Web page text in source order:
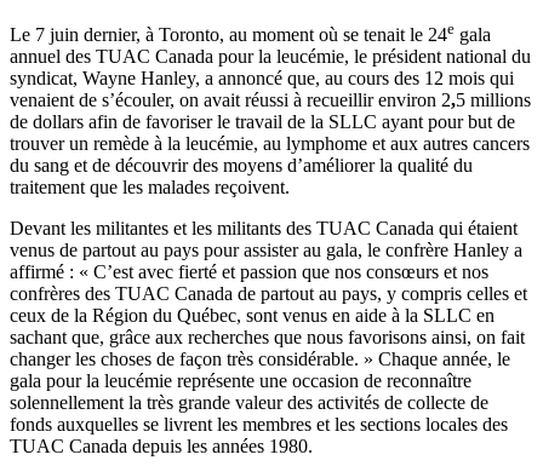
Le 7 juin dernier, à Toronto, au moment où se tenait le 24e gala
annuel des TUAC Canada pour la leucémie, le président national du
syndicat, Wayne Hanley, a annoncé que, au cours des 12 mois qui
venaient de s’écouler, on avait réussi à recueillir environ 2,5 millions
de dollars afin de favoriser le travail de la SLLC ayant pour but de
trouver un remède à la leucémie, au lymphome et aux autres cancers
du sang et de découvrir des moyens d’améliorer la qualité du
traitement que les malades reçoivent.
Devant les militantes et les militants des TUAC Canada qui étaient
venus de partout au pays pour assister au gala, le confrère Hanley a
affirmé : « C’est avec fierté et passion que nos consœurs et nos
confrères des TUAC Canada de partout au pays, y compris celles et
ceux de la Région du Québec, sont venus en aide à la SLLC en
sachant que, grâce aux recherches que nous favorisons ainsi, on fait
changer les choses de façon très considérable. » Chaque année, le
gala pour la leucémie représente une occasion de reconnaître
solennellement la très grande valeur des activités de collecte de
fonds auxquelles se livrent les membres et les sections locales des
TUAC Canada depuis les années 1980.